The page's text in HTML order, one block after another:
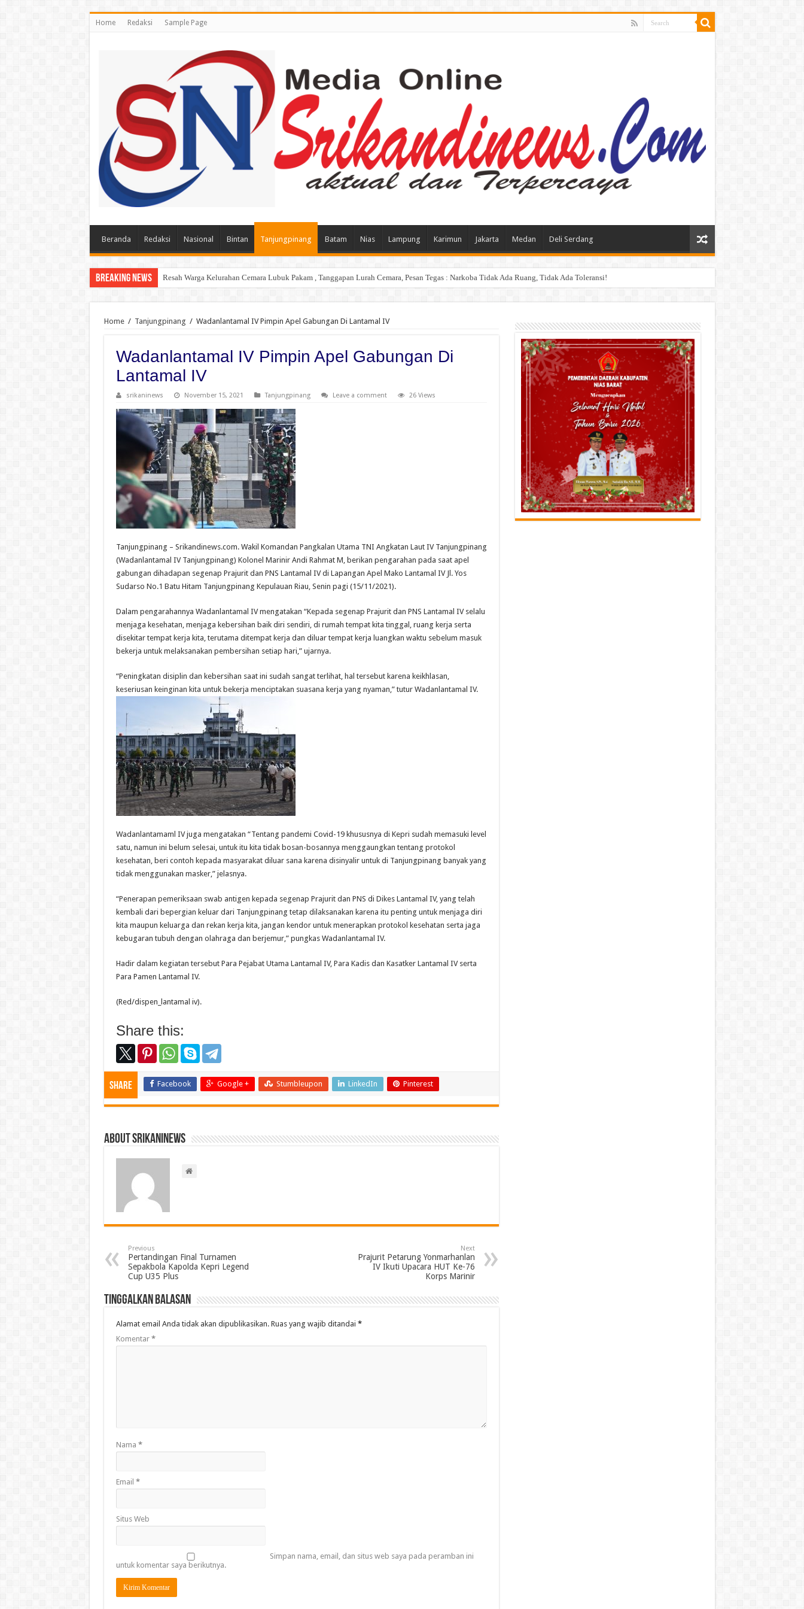
Home Redaksi Sample Page
Beranda Redaksi Nasional Bintan Tanjungpinang Batam Nias Lampung Karimun Jakarta Medan Deli Serdang
Breaking News Resah Warga Kelurahan Cemara Lubuk Pakam , Tanggapan Lurah Cemara, Pesan Tegas : Narkoba Tidak Ada Ruang, Tidak Ada Toleransi!
Home / Tanjungpinang / Wadanlantamal IV Pimpin Apel Gabungan Di Lantamal IV
Wadanlantamal IV Pimpin Apel Gabungan Di
Lantamal IV
srikaninews November 15, 2021 Tanjungpinang Leave a comment 26 Views
Tanjungpinang – Srikandinews.com. Wakil Komandan Pangkalan Utama TNI Angkatan Laut IV Tanjungpinang
(Wadanlantamal IV Tanjungpinang) Kolonel Marinir Andi Rahmat M, berikan pengarahan pada saat apel
gabungan dihadapan segenap Prajurit dan PNS Lantamal IV di Lapangan Apel Mako Lantamal IV Jl. Yos
Sudarso No.1 Batu Hitam Tanjungpinang Kepulauan Riau, Senin pagi (15/11/2021).
Dalam pengarahannya Wadanlantamal IV mengatakan “Kepada segenap Prajurit dan PNS Lantamal IV selalu
menjaga kesehatan, menjaga kebersihan baik diri sendiri, di rumah tempat kita tinggal, ruang kerja serta
disekitar tempat kerja kita, terutama ditempat kerja dan diluar tempat kerja luangkan waktu sebelum masuk
bekerja untuk melaksanakan pembersihan setiap hari,” ujarnya.
“Peningkatan disiplin dan kebersihan saat ini sudah sangat terlihat, hal tersebut karena keikhlasan,
keseriusan keinginan kita untuk bekerja menciptakan suasana kerja yang nyaman,” tutur Wadanlantamal IV.
Wadanlantamaml IV juga mengatakan “Tentang pandemi Covid-19 khususnya di Kepri sudah memasuki level
satu, namun ini belum selesai, untuk itu kita tidak bosan-bosannya menggaungkan tentang protokol
kesehatan, beri contoh kepada masyarakat diluar sana karena disinyalir untuk di Tanjungpinang banyak yang
tidak menggunakan masker,” jelasnya.
“Penerapan pemeriksaan swab antigen kepada segenap Prajurit dan PNS di Dikes Lantamal IV, yang telah
kembali dari bepergian keluar dari Tanjungpinang tetap dilaksanakan karena itu penting untuk menjaga diri
kita maupun keluarga dan rekan kerja kita, jangan kendor untuk menerapkan protokol kesehatan serta jaga
kebugaran tubuh dengan olahraga dan berjemur,” pungkas Wadanlantamal IV.
Hadir dalam kegiatan tersebut Para Pejabat Utama Lantamal IV, Para Kadis dan Kasatker Lantamal IV serta
Para Pamen Lantamal IV.
(Red/dispen_lantamal iv).
Share this:
Share Facebook Google + Stumbleupon LinkedIn Pinterest
About srikaninews
Previous
Pertandingan Final Turnamen
Sepakbola Kapolda Kepri Legend
Cup U35 Plus
Next
Prajurit Petarung Yonmarhanlan
IV Ikuti Upacara HUT Ke-76
Korps Marinir
Tinggalkan Balasan
Alamat email Anda tidak akan dipublikasikan. Ruas yang wajib ditandai *
Komentar *
Nama *
Email *
Situs Web
Simpan nama, email, dan situs web saya pada peramban ini
untuk komentar saya berikutnya.